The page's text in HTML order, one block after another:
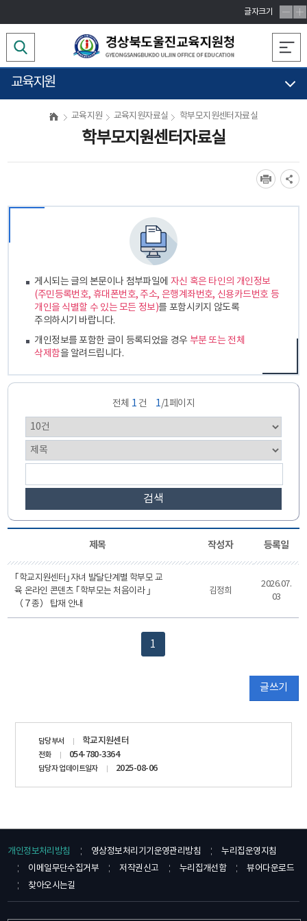
글자크기
교육지원
교육지원 교육지원자료실 학부모지원센터자료실
학부모지원센터자료실
게시되는 글의 본문이나 첨부파일에 자신 혹은 타인의 개인정보
(주민등록번호, 휴대폰번호, 주소, 은행계좌번호, 신용카드번호 등
개인을 식별할 수 있는 모든 정보)를 포함시키지 않도록
주의하시기 바랍니다.
개인정보를 포함한 글이 등록되었을 경우 부분 또는 전체
삭제함을 알려드립니다.
전체 1 건 1/1페이지
검색
제목 작성자 등록일
｢학교지원센터｣자녀 발달단계별 학부모 교
육 온라인 콘덴츠 ｢학부모는 처음이라 ｣
（７종） 탑재 안내
김정희
2026.07.
03
1
글쓰기
담당부서 학교지원센터
전화 054-780-3364
담당자 업데이트일자 2025-08-06
개인정보처리방침 영상정보처리기기운영관리방침
누리집운영지침
이메일무단수집거부
저작권신고 누리집개선함
뷰어다운로드
찾아오시는길